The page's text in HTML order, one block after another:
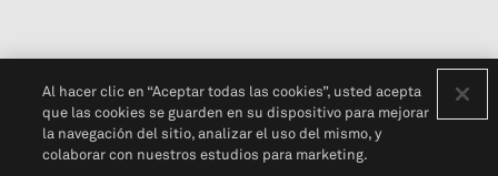
Al hacer clic en “Aceptar todas las cookies”, usted acepta
que las cookies se guarden en su dispositivo para mejorar
la navegación del sitio, analizar el uso del mismo, y
colaborar con nuestros estudios para marketing.